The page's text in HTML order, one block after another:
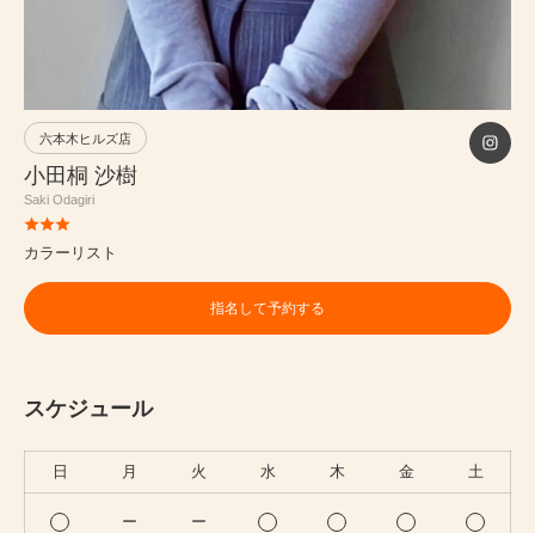
ONLINE STORE
MEN’S GROOMING SALON
PRIVACY POLICY
六本木ヒルズ店
小田桐 沙樹
Saki Odagiri
カラーリスト
指名して予約する
スケジュール
日 月 火 水 木 金 土
ー ー